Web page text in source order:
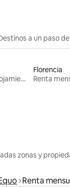
a un paso
Renta mensual de alojamientos
Florencia
zonas y
Renta